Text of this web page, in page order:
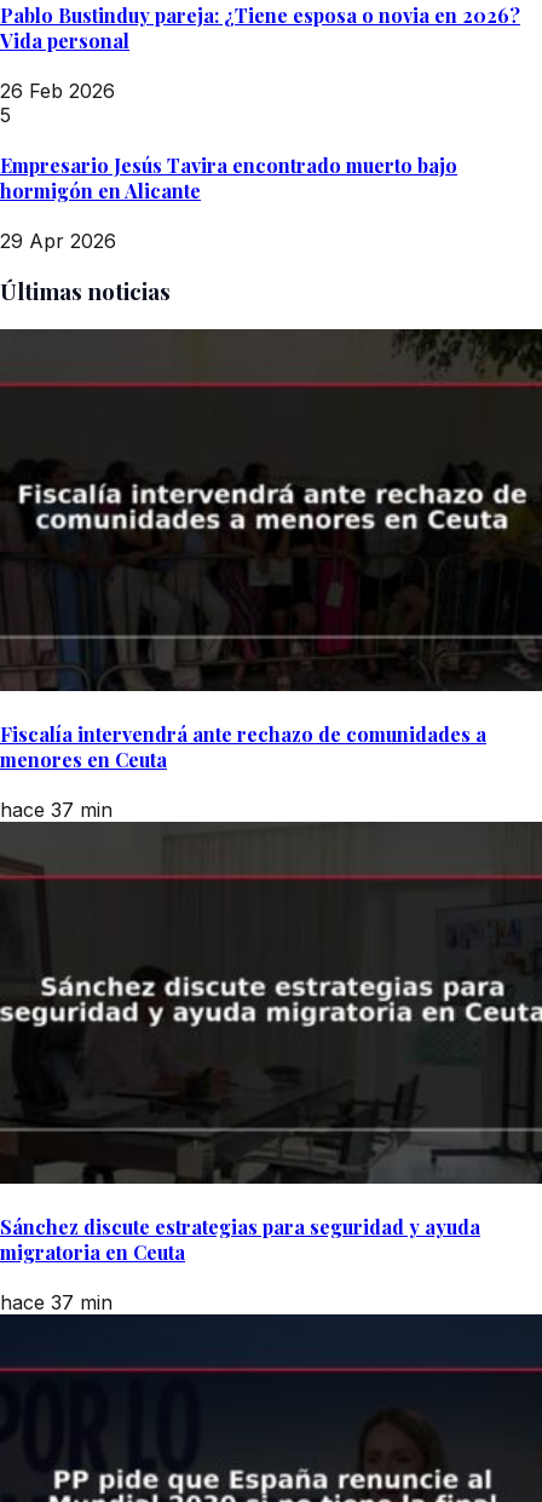
Pablo Bustinduy pareja: ¿Tiene esposa o novia en 2026?
Vida personal
26 Feb 2026
5
Empresario Jesús Tavira encontrado muerto bajo
hormigón en Alicante
29 Apr 2026
Últimas noticias
Fiscalía intervendrá ante rechazo de comunidades a
menores en Ceuta
hace 37 min
Sánchez discute estrategias para seguridad y ayuda
migratoria en Ceuta
hace 37 min